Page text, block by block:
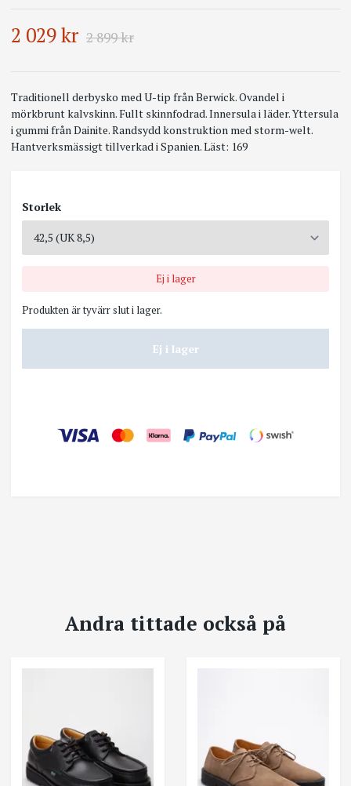
2 029 kr 2 899 kr
Traditionell derbysko med U-tip från Berwick. Ovandel i
mörkbrunt kalvskinn. Fullt skinnfodrad. Innersula i läder. Yttersula
i gummi från Dainite. Randsydd konstruktion med storm-welt.
Hantverksmässigt tillverkad i Spanien. Läst: 169
Storlek
Ej i lager
Produkten är tyvärr slut i lager.
Ej i lager
Andra tittade också på